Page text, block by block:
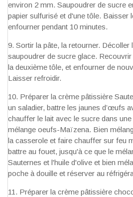
environ 2 mm. Saupoudrer de sucre
papier sulfurisé et d'une tôle. Baisser
enfourner pendant 10 minutes.
Sortir la pâte, la retourner. Décoller
saupoudrer de sucre glace.
la deuxième tôle, et enfourner de
Laisser refroidir.
Préparer la crème pâtissière
un saladier, battre les jaunes d’œufs
chauffer le lait avec le sucre dans
mélange oeufs-Maïzena. Bien
la casserole et faire chauffer sur feu
battre au fouet, jusqu'à ce que le
Sauternes et l'huile d'olive et bien
poche à douille et réserver au
Préparer la crème pâtissière